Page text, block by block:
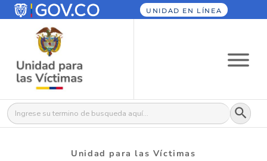
UNIDAD EN LÍNEA
Buscar: Botón
Unidad para las Víctimas